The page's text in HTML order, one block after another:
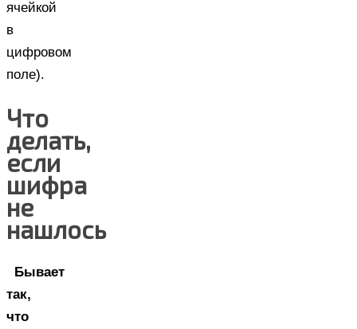
ячейкой
в
цифровом
поле).
Что
делать,
если
шифра
не
нашлось
Бывает
так,
что